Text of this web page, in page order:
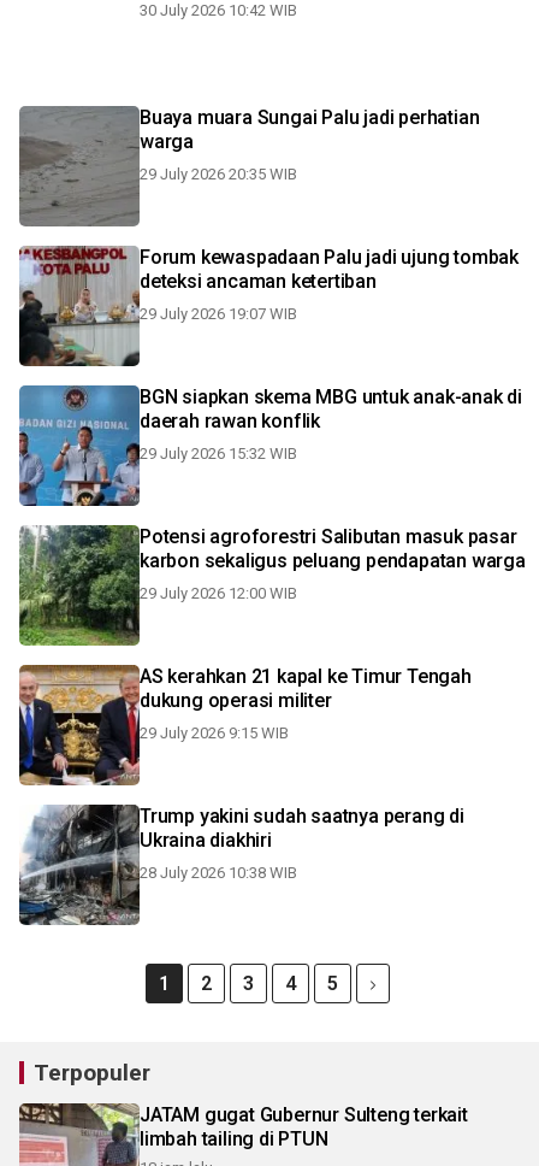
30 July 2026 10:42 WIB
Buaya muara Sungai Palu jadi perhatian
warga
29 July 2026 20:35 WIB
Forum kewaspadaan Palu jadi ujung tombak
deteksi ancaman ketertiban
29 July 2026 19:07 WIB
BGN siapkan skema MBG untuk anak-anak di
daerah rawan konflik
29 July 2026 15:32 WIB
Potensi agroforestri Salibutan masuk pasar
karbon sekaligus peluang pendapatan warga
29 July 2026 12:00 WIB
AS kerahkan 21 kapal ke Timur Tengah
dukung operasi militer
29 July 2026 9:15 WIB
Trump yakini sudah saatnya perang di
Ukraina diakhiri
28 July 2026 10:38 WIB
1 2 3 4 5
Terpopuler
JATAM gugat Gubernur Sulteng terkait
limbah tailing di PTUN